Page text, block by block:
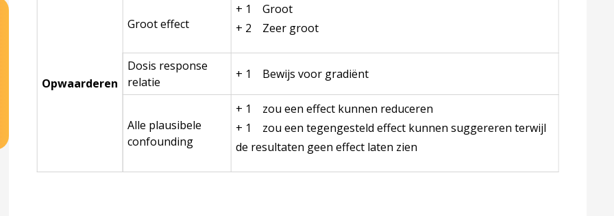
Opwaarderen
Groot effect
+ 1 Groot
+ 2 Zeer groot
Dosis response
relatie
+ 1 Bewijs voor gradiënt
Alle plausibele
confounding
+ 1 zou een effect kunnen reduceren
+ 1 zou een tegengesteld effect kunnen suggereren terwijl
de resultaten geen effect laten zien